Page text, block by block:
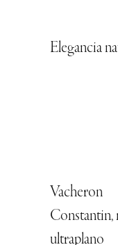
Elegancia
Vacheron
Constantin,
ultraplano